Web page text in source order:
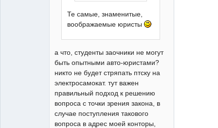
Те самые, знаменитые,
воображаемые юристы
а что, студенты заочники не могут
быть опытными авто-юристами?
никто не будет стряпать птску на
электросамокат. тут важен
правильный подход к решению
вопроса с точки зрения закона, в
случае поступления такового
вопроса в адрес моей конторы,